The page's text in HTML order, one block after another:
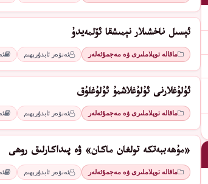
ئېسىل ناخشىلار نېمىشقا ئۆلمەيدۇ
ماقالە توپلاملىرى ۋە مەجمۇئەلەر ئەنۋەر ئابدۇرېھىم
ئۇلۇغلارنى ئۇلۇغلاشمۇ ئۇلۇغلۇق
ماقالە توپلاملىرى ۋە مەجمۇئەلەر ئەنۋەر ئابدۇرېھىم
«مۇھەببەتكە تولغان ماكان» ۋە پىداكارلىق روھى
ماقالە توپلاملىرى ۋە مەجمۇئەلەر ئەنۋەر ئابدۇرېھىم